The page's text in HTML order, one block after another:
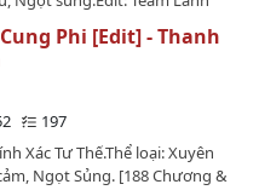
thánh tâm. Rồi sau đó, các
hậu cung không còn 'đất
nữa, Hoàng Thượng cảm thấy
vụ mua bán lỗ vốn - mất hết cả
Hy Hoàng Thái Phi. [VĂN
cung phi thất sủng?Tiết Bích
định phải tranh giành!Nàng
ông lão bán dầu [*] ở cổ đại,
thục kỹ năng tranh sủng, điền
để độc bá hậu cung! Nguyên
cảm 】: Trẫm là hồ lô sao?
Phi [Edit] - Thanh
197
Xác Tư Thế.Thể loại: Xuyên
Ngọt Sủng. [188 Chương &